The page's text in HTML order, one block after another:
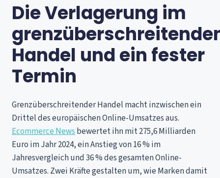
Die Verlagerung im
Handel und ein fester
Termin
Grenzüberschreitender Handel macht inzwischen ein
Drittel des europäischen Online-Umsatzes aus.
Ecommerce Newsbewertet ihn mit 275,6 Milliarden
Euro im Jahr 2024, ein Anstieg von 16 % im
Jahresvergleich und 36 % des gesamten Online-
Umsatzes. Zwei Kräfte gestalten um, wie Marken damit